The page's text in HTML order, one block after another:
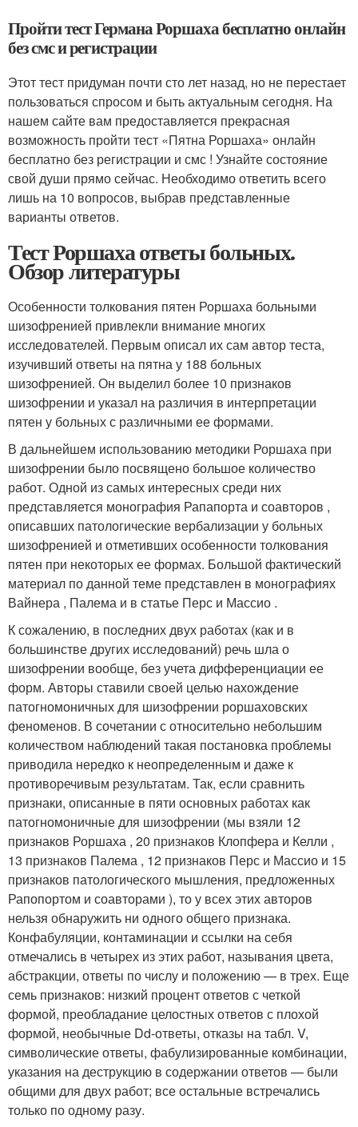
Пройти тест Германа Роршаха бесплатно онлайн
без смс и регистрации
Этот тест придуман почти сто лет назад, но не перестает
пользоваться спросом и быть актуальным сегодня. На
нашем сайте вам предоставляется прекрасная
возможность пройти тест «Пятна Роршаха» онлайн
бесплатно без регистрации и смс ! Узнайте состояние
свой души прямо сейчас. Необходимо ответить всего
лишь на 10 вопросов, выбрав представленные
варианты ответов.
Тест Роршаха ответы больных.
Обзор литературы
Особенности толкования пятен Роршаха больными
шизофренией привлекли внимание многих
исследователей. Первым описал их сам автор теста,
изучивший ответы на пятна у 188 больных
шизофренией. Он выделил более 10 признаков
шизофрении и указал на различия в интерпретации
пятен у больных с различными ее формами.
В дальнейшем использованию методики Роршаха при
шизофрении было посвящено большое количество
работ. Одной из самых интересных среди них
представляется монография Рапапорта и соавторов ,
описавших патологические вербализации у больных
шизофренией и отметивших особенности толкования
пятен при некоторых ее формах. Большой фактический
материал по данной теме представлен в монографиях
Вайнера , Палема и в статье Перс и Массио .
К сожалению, в последних двух работах (как и в
большинстве других исследований) речь шла о
шизофрении вообще, без учета дифференциации ее
форм. Авторы ставили своей целью нахождение
патогномоничных для шизофрении роршаховских
феноменов. В сочетании с относительно небольшим
количеством наблюдений такая постановка проблемы
приводила нередко к неопределенным и даже к
противоречивым результатам. Так, если сравнить
признаки, описанные в пяти основных работах как
патогномоничные для шизофрении (мы взяли 12
признаков Роршаха , 20 признаков Клопфера и Келли ,
13 признаков Палема , 12 признаков Перс и Массио и 15
признаков патологического мышления, предложенных
Рапопортом и соавторами ), то у всех этих авторов
нельзя обнаружить ни одного общего признака.
Конфабуляции, контаминации и ссылки на себя
отмечались в четырех из этих работ, называния цвета,
абстракции, ответы по числу и положению — в трех. Еще
семь признаков: низкий процент ответов с четкой
формой, преобладание целостных ответов с плохой
формой, необычные Dd-ответы, отказы на табл. V,
символические ответы, фабулизированные комбинации,
указания на деструкцию в содержании ответов — были
общими для двух работ; все остальные встречались
только по одному разу.